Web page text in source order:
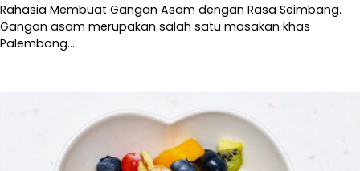
Rahasia Membuat Gangan Asam dengan Rasa Seimbang.
Gangan asam merupakan salah satu masakan khas
Palembang…